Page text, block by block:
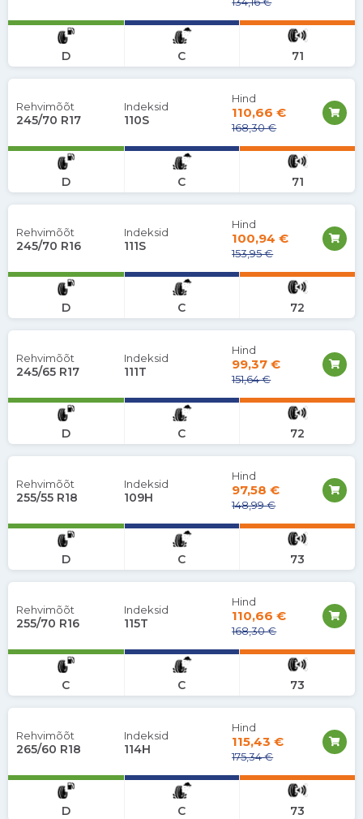
D C 71
Rehvimõõt
245/70 R17
Indeksid
110S
D C 71
Hind
110,66 €
168,30 €
Rehvimõõt
245/70 R16
Indeksid
111S
D C 72
Hind
100,94 €
153,95 €
Rehvimõõt
245/65 R17
Indeksid
111T
D C 72
Hind
99,37 €
151,64 €
Rehvimõõt
255/55 R18
Indeksid
109H
D C 73
Hind
97,58 €
148,99 €
Rehvimõõt
255/70 R16
Indeksid
115T
C C 73
Hind
110,66 €
168,30 €
Rehvimõõt
265/60 R18
Indeksid
114H
D C 73
Hind
115,43 €
175,34 €